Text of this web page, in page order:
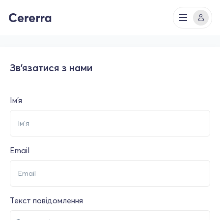
Зв'язатися з нами
Ім'я
Email
Текст повідомлення